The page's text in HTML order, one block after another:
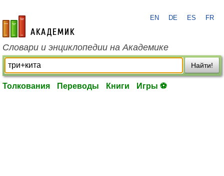
academic.ru
EN DE ES FR
Словари и энциклопедии на Академике
Найти!
Толкования Переводы Книги Игры ⚽